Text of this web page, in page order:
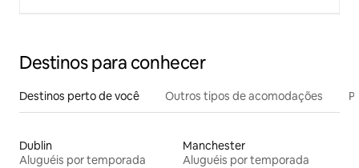
Destinos para conhecer
Destinos perto de você Outros tipos de acomodações
Dublin
Aluguéis por temporada
Manchester
Aluguéis por temporada